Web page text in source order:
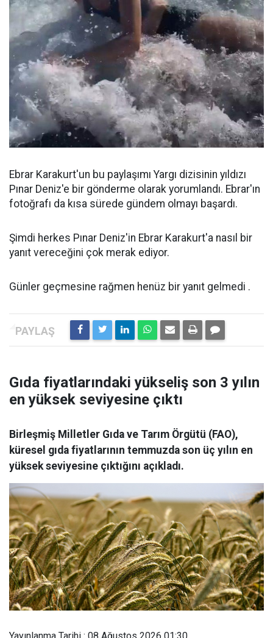
Ebrar Karakurt'un bu paylaşımı Yargı dizisinin yıldızı
Pınar Deniz'e bir gönderme olarak yorumlandı. Ebrar'ın
fotoğrafı da kısa sürede gündem olmayı başardı.
Şimdi herkes Pınar Deniz'in Ebrar Karakurt'a nasıl bir
yanıt vereceğini çok merak ediyor.
Günler geçmesine rağmen henüz bir yanıt gelmedi .
Gıda fiyatlarındaki yükseliş son 3 yılın
en yüksek seviyesine çıktı
Birleşmiş Milletler Gıda ve Tarım Örgütü (FAO),
küresel gıda fiyatlarının temmuzda son üç yılın en
yüksek seviyesine çıktığını açıkladı.